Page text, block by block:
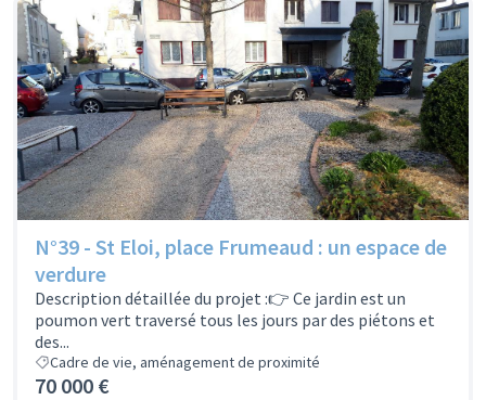
N°39 - St Eloi, place Frumeaud : un espace de
verdure
Description détaillée du projet :👉 Ce jardin est un
poumon vert traversé tous les jours par des piétons et
des...
Cadre de vie, aménagement de proximité
70 000 €